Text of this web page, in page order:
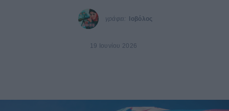
γράφει: Ιοβόλος
19 Ιουνίου 2026